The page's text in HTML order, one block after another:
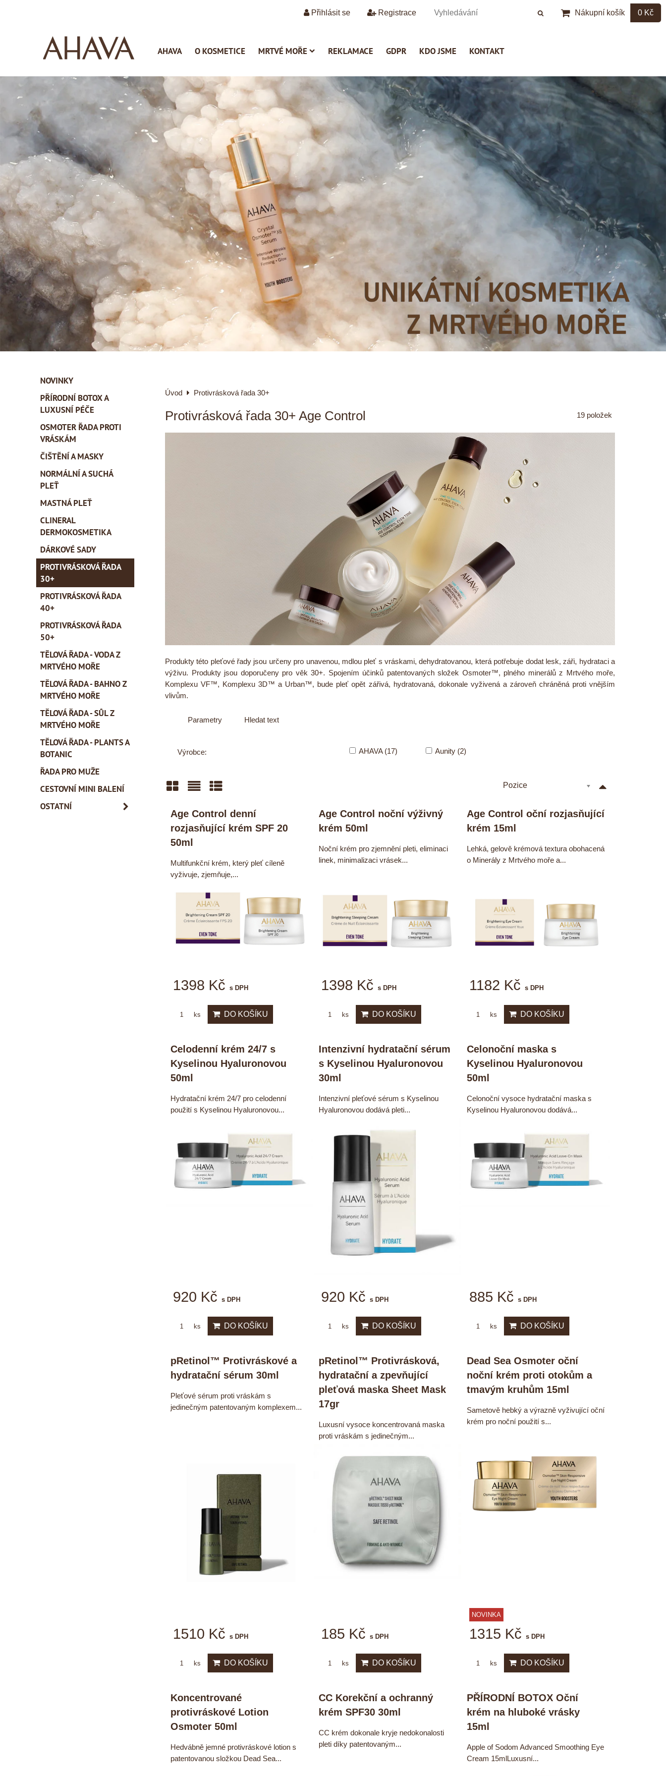
Přihlásit se Registrace Nákupní košík 0 Kč
AHAVA O KOSMETICE MRTVÉ MOŘE REKLAMACE GDPR KDO JSME KONTAKT
Úvod Protivrásková řada 30+
Protivrásková řada 30+ Age Control 19 položek
Produkty této pleťové řady jsou určeny pro unavenou, mdlou pleť s vráskami, dehydratovanou, která potřebuje dodat lesk, záři, hydrataci a
výživu. Produkty jsou doporučeny pro věk 30+. Spojením účinků patentovaných složek Osmoter™, plného minerálů z Mrtvého moře,
Komplexu VF™, Komplexu 3D™ a Urban™, bude pleť opět zářivá, hydratovaná, dokonale vyživená a zároveň chráněná proti vnějším
vlivům.
Parametry Hledat text
Výrobce: AHAVA (17) Aunity (2)
Pozice
Age Control denní
rozjasňující krém SPF 20
50ml
Multifunkční krém, který pleť cíleně
vyživuje, zjemňuje,...
1398 Kč s DPH
ks DO KOŠÍKU
Age Control noční výživný
krém 50ml
Noční krém pro zjemnění pleti, eliminaci
linek, minimalizaci vrásek...
1398 Kč s DPH
ks DO KOŠÍKU
Age Control oční rozjasňující
krém 15ml
Lehká, gelově krémová textura obohacená
o Minerály z Mrtvého moře a...
1182 Kčs DPH
ks DO KOŠÍKU
Celodenní krém 24/7 s
Kyselinou Hyaluronovou
50ml
Hydratační krém 24/7 pro celodenní
použití s Kyselinou Hyaluronovou...
920 Kč s DPH
ks DO KOŠÍKU
Intenzivní hydratační sérum
s Kyselinou Hyaluronovou
30ml
Intenzivní pleťové sérum s Kyselinou
Hyaluronovou dodává pleti...
920 Kč s DPH
ks DO KOŠÍKU
Celonoční maska s
Kyselinou Hyaluronovou
50ml
Celonoční vysoce hydratační maska s
Kyselinou Hyaluronovou dodává...
885 Kčs DPH
ks DO KOŠÍKU
pRetinol™ Protivráskové a
hydratační sérum 30ml
Pleťové sérum proti vráskám s
jedinečným patentovaným komplexem...
1510 Kč s DPH
ks DO KOŠÍKU
pRetinol™ Protivrásková,
hydratační a zpevňující
pleťová maska Sheet Mask
17gr
Luxusní vysoce koncentrovaná maska
proti vráskám s jedinečným...
185 Kč s DPH
ks DO KOŠÍKU
Dead Sea Osmoter oční
noční krém proti otokům a
tmavým kruhům 15ml
Sametově hebký a výrazně vyživující oční
krém pro noční použití s...
NOVINKA
1315 Kčs DPH
ks DO KOŠÍKU
Koncentrované
protivráskové Lotion
Osmoter 50ml
Hedvábně jemné protivráskové lotion s
patentovanou složkou Dead Sea...
CC Korekční a ochranný
krém SPF30 30ml
CC krém dokonale kryje nedokonalosti
pleti díky patentovaným...
PŘÍRODNÍ BOTOX Oční
krém na hluboké vrásky
15ml
Apple of Sodom Advanced Smoothing Eye
Cream 15mlLuxusní...
NOVINKY
PŘÍRODNÍ BOTOX A
LUXUSNÍ PÉČE
OSMOTER ŘADA PROTI
VRÁSKÁM
ČIŠTĚNÍ A MASKY
NORMÁLNÍ A SUCHÁ
PLEŤ
MASTNÁ PLEŤ
CLINERAL
DERMOKOSMETIKA
DÁRKOVÉ SADY
PROTIVRÁSKOVÁ ŘADA
30+
PROTIVRÁSKOVÁ ŘADA
40+
PROTIVRÁSKOVÁ ŘADA
50+
TĚLOVÁ ŘADA - VODA Z
MRTVÉHO MOŘE
TĚLOVÁ ŘADA - BAHNO Z
MRTVÉHO MOŘE
TĚLOVÁ ŘADA - SŮL Z
MRTVÉHO MOŘE
TĚLOVÁ ŘADA - PLANTS A
BOTANIC
ŘADA PRO MUŽE
CESTOVNÍ MINI BALENÍ
OSTATNÍ